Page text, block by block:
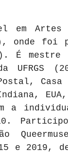
em Artes
onde foi
É mestre
EUA,
a
e 2019,